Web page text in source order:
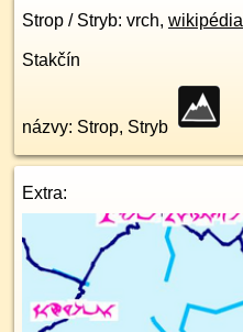
Strop / Stryb: vrch, wikipédia
Stakčín
názvy: Strop, Stryb
Extra: